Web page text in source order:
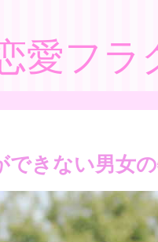
愛フラ
できない男女